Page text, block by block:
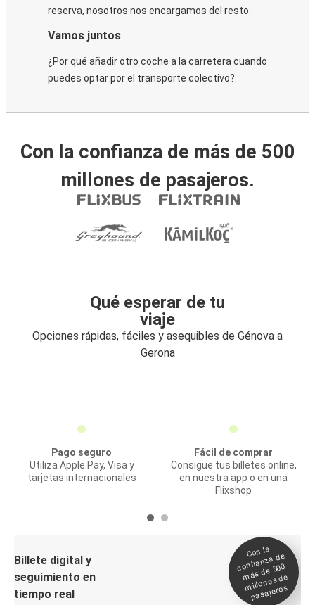
reserva, nosotros nos encargamos del resto.
Vamos juntos
¿Por qué añadir otro coche a la carretera cuando
puedes optar por el transporte colectivo?
Con la confianza de más de 500
millones de pasajeros.
Qué esperar de tu
viaje
Opciones rápidas, fáciles y asequibles de Génova a
Gerona
Pago seguro
Utiliza Apple Pay, Visa y
tarjetas internacionales
Fácil de comprar
Consigue tus billetes online,
en nuestra app o en una
Flixshop
Billete digital y
seguimiento en
tiempo real
Con la
confianza de
más de 500
millones de
pasajeros